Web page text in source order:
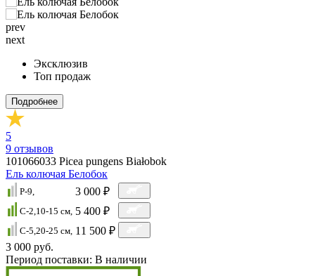
prev
next
Эксклюзив
Топ продаж
Подробнее
5
9 отзывов
101066033 Picea pungens Białobok
Ель колючая Белобок
P-9, 3 000 ₽
C-2,10-15 cм, 5 400 ₽
C-5,20-25 см, 11 500 ₽
3 000 руб.
Период поставки: В наличии